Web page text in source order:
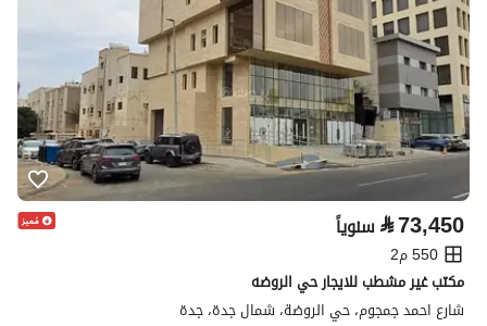
⃁73,450 سنوياً
550 م2
مكتب غير مشطب للايجار حي الروضه
شارع احمد جمجوم، حي الروضة، شمال جدة، جدة